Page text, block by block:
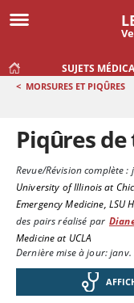
SUJETS
< MORSURES ET PIQÛRES
Piqûres
Revue/Révision complète :
University of Illinois at
Emergency Medicine, LSU
des pairs réalisé par
Medicine at UCLA
Dernière mise à jour: